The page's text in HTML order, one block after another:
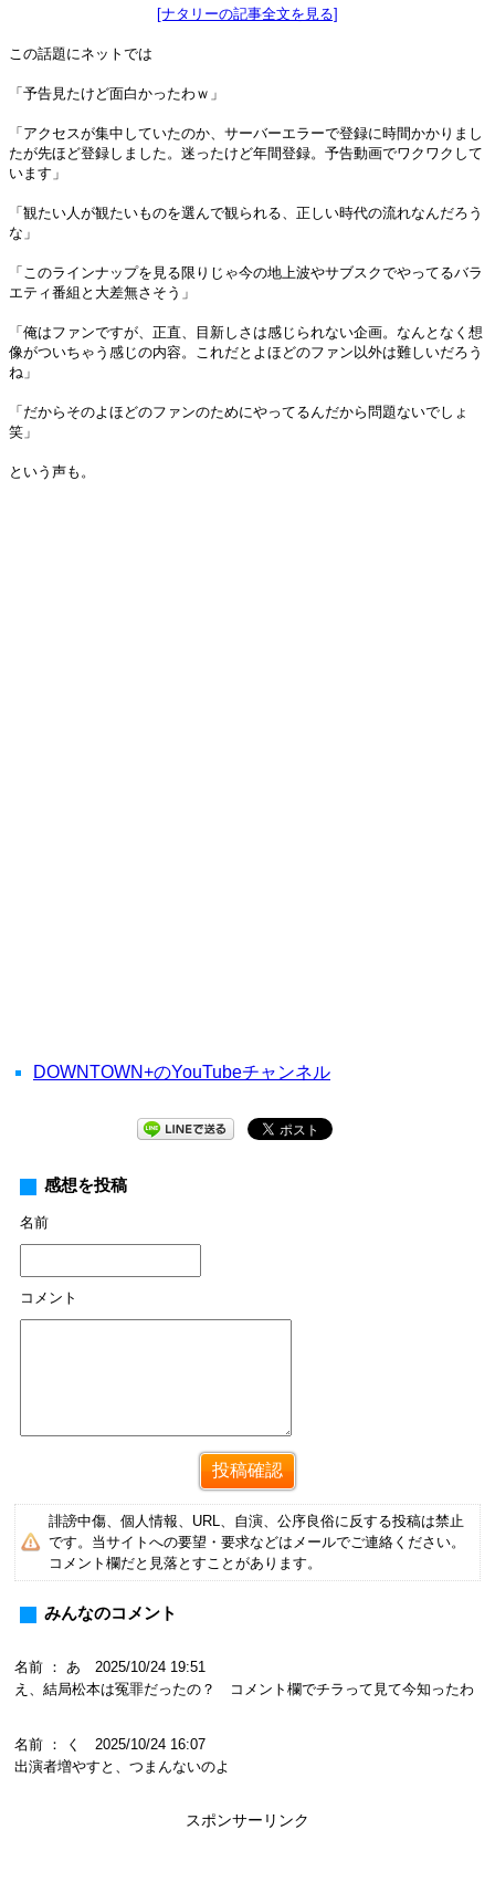
[ナタリーの記事全文を見る]
この話題にネットでは
「予告見たけど面白かったわｗ」
「アクセスが集中していたのか、サーバーエラーで登録に時間かかりまし
たが先ほど登録しました。迷ったけど年間登録。予告動画でワクワクして
います」
「観たい人が観たいものを選んで観られる、正しい時代の流れなんだろう
な」
「このラインナップを見る限りじゃ今の地上波やサブスクでやってるバラ
エティ番組と大差無さそう」
「俺はファンですが、正直、目新しさは感じられない企画。なんとなく想
像がついちゃう感じの内容。これだとよほどのファン以外は難しいだろう
ね」
「だからそのよほどのファンのためにやってるんだから問題ないでしょ
笑」
という声も。
DOWNTOWN+のYouTubeチャンネル
感想を投稿
名前
コメント
誹謗中傷、個人情報、URL、自演、公序良俗に反する投稿は禁止
です。当サイトへの要望・要求などはメールでご連絡ください。
コメント欄だと見落とすことがあります。
みんなのコメント
名前 ： あ 2025/10/24 19:51
え、結局松本は冤罪だったの？ コメント欄でチラって見て今知ったわ
名前 ： く 2025/10/24 16:07
出演者増やすと、つまんないのよ
スポンサーリンク